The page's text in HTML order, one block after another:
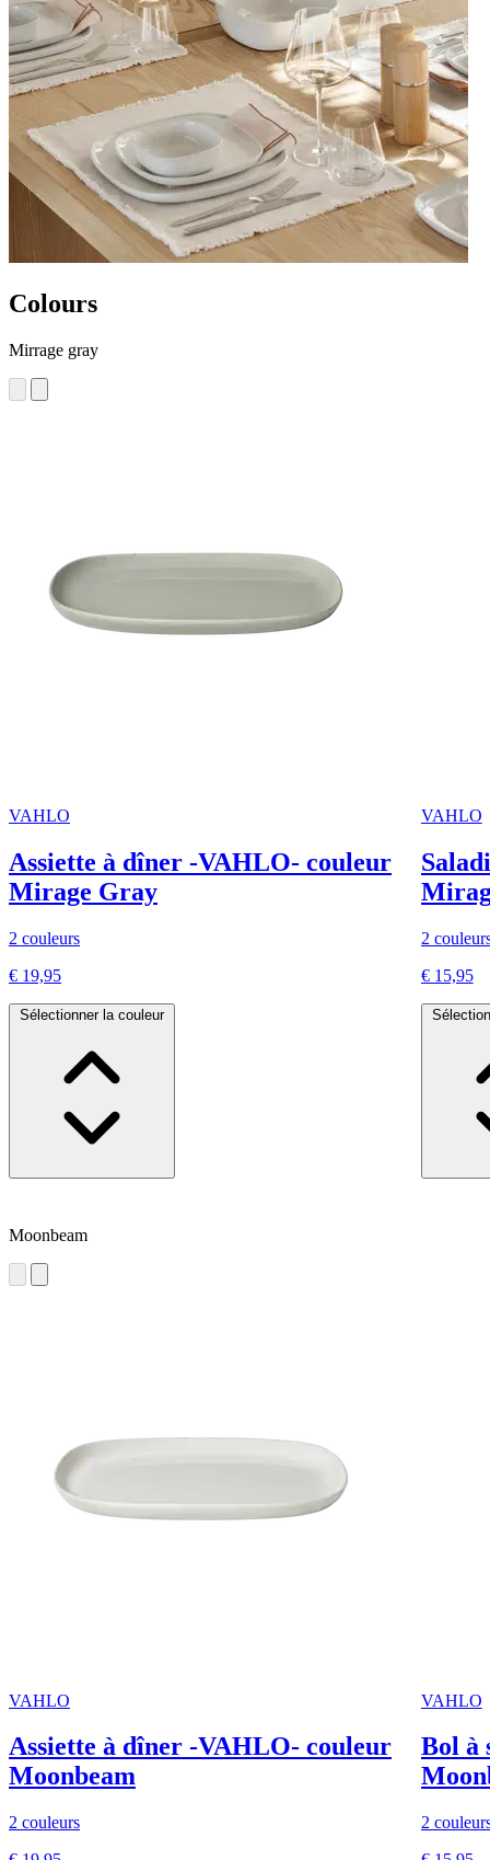
Colours
Mirrage gray
VAHLO
Assiette à dîner -VAHLO- couleur
Mirage Gray
2 couleurs
€ 19,95
Sélectionner la couleur
VAHLO
2
€ 15,95
Moonbeam
VAHLO
Assiette à dîner -VAHLO- couleur
Moonbeam
2 couleurs
VAHLO
Bol à
2